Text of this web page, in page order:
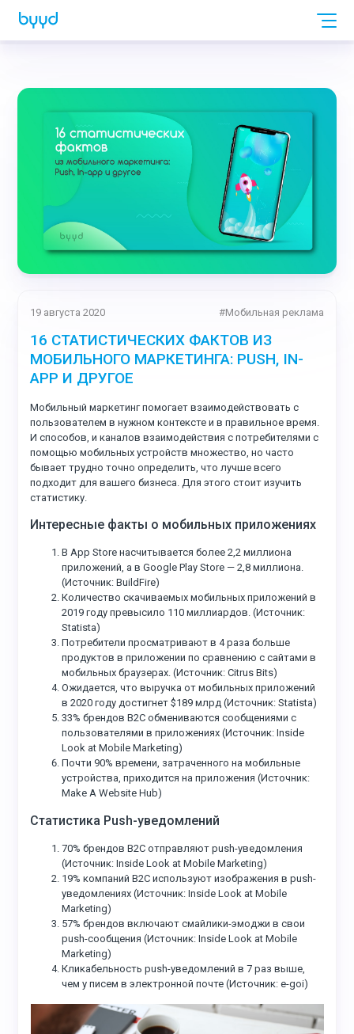
19 августа 2020 #Мобильная реклама
16 СТАТИСТИЧЕСКИХ ФАКТОВ ИЗ
МОБИЛЬНОГО МАРКЕТИНГА: PUSH, IN-
APP И ДРУГОЕ
Мобильный маркетинг помогает взаимодействовать с
пользователем в нужном контексте и в правильное время.
И способов, и каналов взаимодействия с потребителями с
помощью мобильных устройств множество, но часто
бывает трудно точно определить, что лучше всего
подходит для вашего бизнеса. Для этого стоит изучить
статистику.
Интересные факты о мобильных приложениях
В App Store насчитывается более 2,2 миллиона
приложений, а в Google Play Store — 2,8 миллиона.
(Источник: BuildFire)
Количество скачиваемых мобильных приложений в
2019 году превысило 110 миллиардов. (Источник:
Statista)
Потребители просматривают в 4 раза больше
продуктов в приложении по сравнению с сайтами в
мобильных браузерах. (Источник: Citrus Bits)
Ожидается, что выручка от мобильных приложений
в 2020 году достигнет $189 млрд (Источник: Statista)
33% брендов B2C обмениваются сообщениями с
пользователями в приложениях (Источник: Inside
Look at Mobile Marketing)
Почти 90% времени, затраченного на мобильные
устройства, приходится на приложения (Источник:
Make A Website Hub)
Статистика Push-уведомлений
70% брендов B2C отправляют push-уведомления
(Источник: Inside Look at Mobile Marketing)
19% компаний B2C используют изображения в push-
уведомлениях (Источник: Inside Look at Mobile
Marketing)
57% брендов включают смайлики-эмоджи в свои
push-сообщения (Источник: Inside Look at Mobile
Marketing)
Кликабельность push-уведомлений в 7 раз выше,
чем у писем в электронной почте (Источник: e-goi)